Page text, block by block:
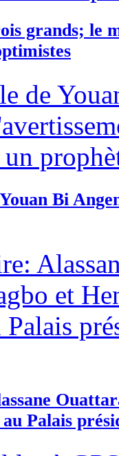
grands; le
Bi
Palais